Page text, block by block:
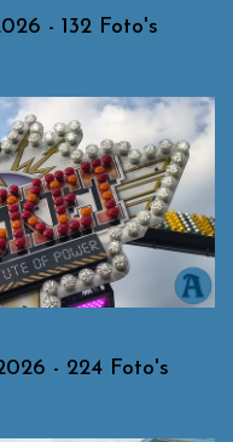
- 132 Foto's
- 224 Foto's